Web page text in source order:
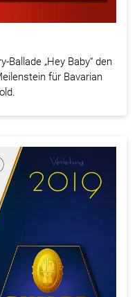
Ballade „Hey Baby“ den
für Bavarian